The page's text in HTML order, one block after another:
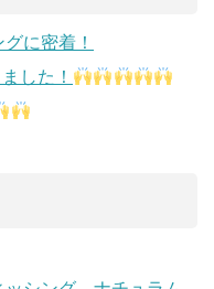
に密着！
した！